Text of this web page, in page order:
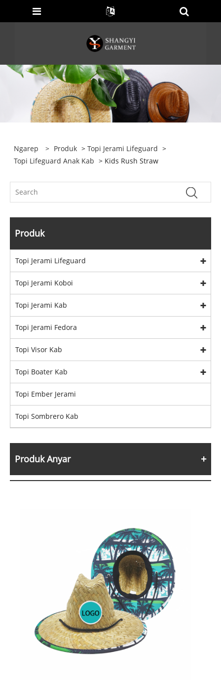
Ngarep > Produk >Topi Jerami Lifeguard >
Topi Lifeguard Anak Kab > Kids Rush Straw
Produk
Topi Jerami Lifeguard
Topi Jerami Koboi
Topi Jerami Kab
Topi Jerami Fedora
Topi Visor Kab
Topi Boater Kab
Topi Ember Jerami
Topi Sombrero Kab
Produk Anyar